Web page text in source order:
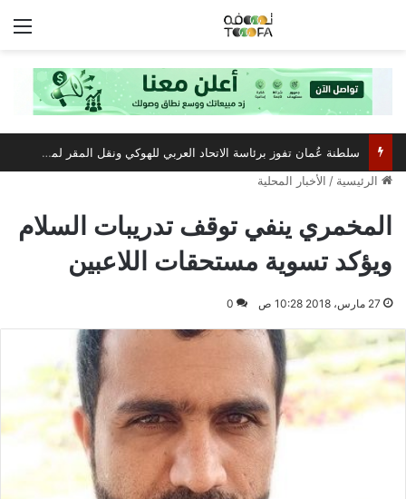
الرئيسية / الأخبار المحلية
المخمري ينفي توقف تدريبات السلام
ويؤكد تسوية مستحقات اللاعبين
27 مارس، 2018 10:28 ص 0